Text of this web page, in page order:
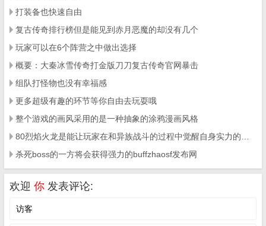
打装备也快速自由
复古传奇排行榜但是能见到赤月恶魔的却没有几个
玩家可以在6个阵营之中做出选择
概要：大秦冰雪传奇打金版刀刀复古传奇官网暴击
组队打怪物也没有幸福感
更多超级有趣的环节等你自由去玩耍哦
整个游戏的画风采用的是一种抽象的涂鸦漫画风格
杀死boss的一方将会获得强力的buffzhaosf发布网
欢迎 你 发表评论: